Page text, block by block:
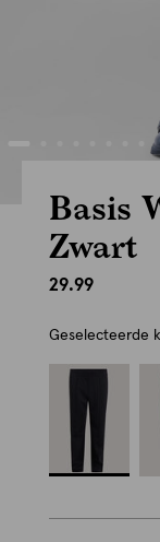
Basis
Zwart
29.99
Geselecteerde